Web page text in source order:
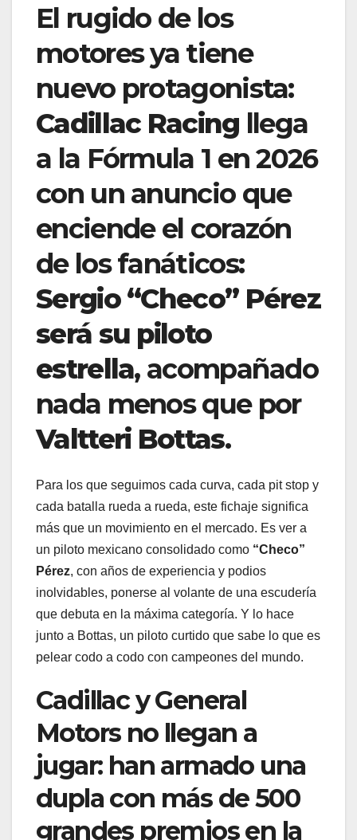
El rugido de los
motores ya tiene
nuevo protagonista:
Cadillac Racing llega
a la Fórmula 1 en 2026
con un anuncio que
enciende el corazón
de los fanáticos:
Sergio “Checo” Pérez
será su piloto
estrella, acompañado
nada menos que por
Valtteri Bottas.
Para los que seguimos cada curva, cada pit stop y
cada batalla rueda a rueda, este fichaje significa
más que un movimiento en el mercado. Es ver a
un piloto mexicano consolidado como “Checo”
Pérez, con años de experiencia y podios
inolvidables, ponerse al volante de una escudería
que debuta en la máxima categoría. Y lo hace
junto a Bottas, un piloto curtido que sabe lo que es
pelear codo a codo con campeones del mundo.
Cadillac y General
Motors no llegan a
jugar: han armado una
dupla con más de 500
grandes premios en la